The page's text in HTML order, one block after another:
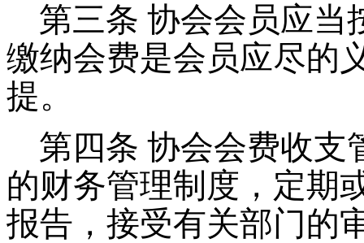
第三条 协会会员应当
缴纳会费是会员应尽的
提。
第四条 协会会费收支
的财务管理制度，定期
报告，接受有关部门的